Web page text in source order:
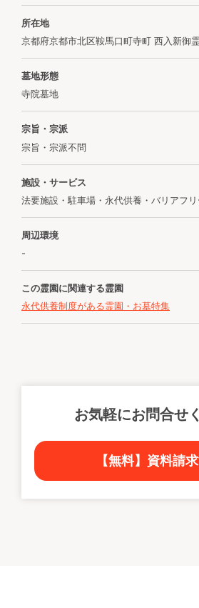
所在地
京都府京都市北区鞍馬口町寺町 西入新御
墓地形態
寺院墓地
宗旨・宗派
宗旨・宗派不問
施設・サービス
法要施設・駐車場・永代供養・バリアフ
周辺環境
-
この霊園に関連する霊園
永代供養制度がある霊園・お墓特集
お気軽にお問合せ
【無料】資料請